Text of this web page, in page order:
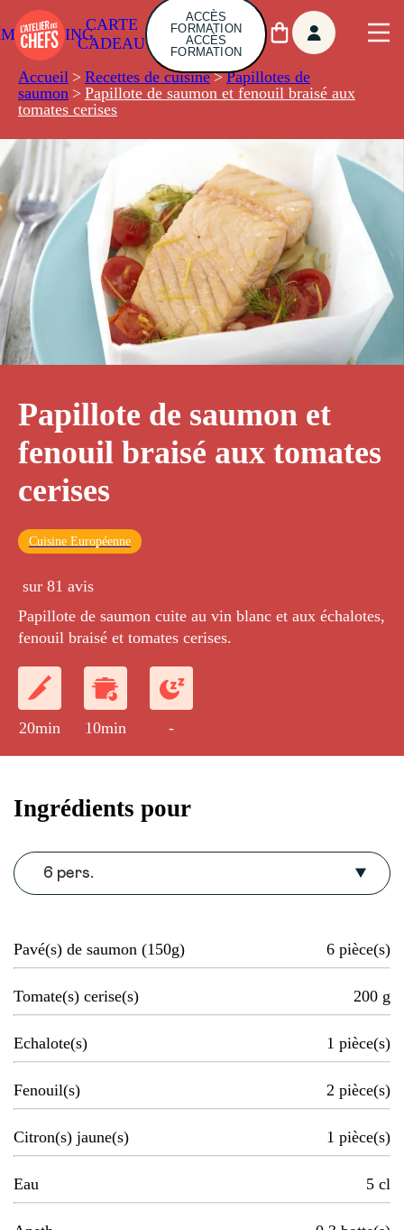
CARTE
CADEAU
ACCÈS
FORMATION
ACCÈS
FORMATION
Accueil > Recettes de cuisine > Papillotes de
saumon > Papillote de saumon et fenouil braisé aux
tomates cerises
Papillote de saumon et
fenouil braisé aux tomates
cerises
Cuisine Européenne
sur 81 avis
Papillote de saumon cuite au vin blanc et aux échalotes,
fenouil braisé et tomates cerises.
20min 10min -
Ingrédients pour
6 pers.
Pavé(s) de saumon (150g) 6 pièce(s)
Tomate(s) cerise(s) 200 g
Echalote(s) 1 pièce(s)
Fenouil(s) 2 pièce(s)
Citron(s) jaune(s) 1 pièce(s)
Eau 5 cl